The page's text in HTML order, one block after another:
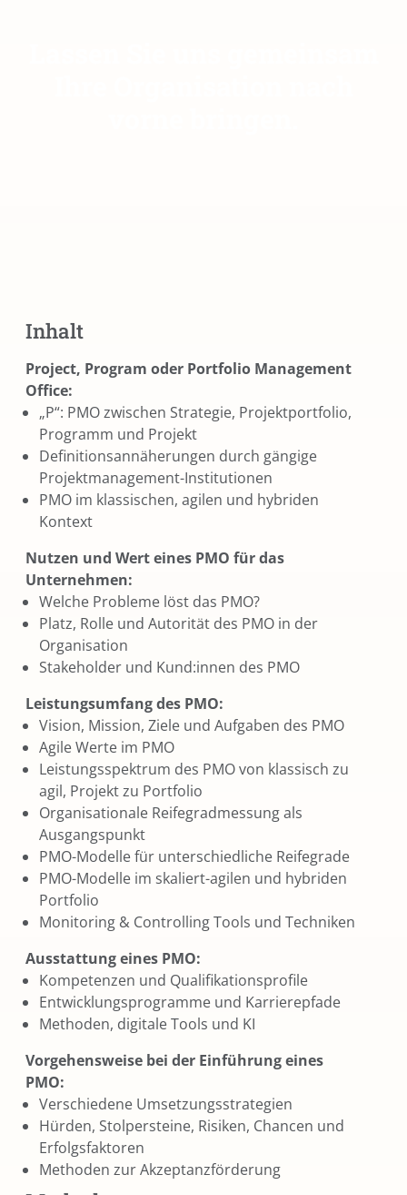
Inhalt
Project, Program oder Portfolio Management
Office:
„P“: PMO zwischen Strategie, Projektportfolio,
Programm und Projekt
Definitionsannäherungen durch gängige
Projektmanagement-Institutionen
PMO im klassischen, agilen und hybriden
Kontext
Nutzen und Wert eines PMO für das
Unternehmen:
Welche Probleme löst das PMO?
Platz, Rolle und Autorität des PMO in der
Organisation
Stakeholder und Kund:innen des PMO
Leistungsumfang des PMO:
Vision, Mission, Ziele und Aufgaben des PMO
Agile Werte im PMO
Leistungsspektrum des PMO von klassisch zu
agil, Projekt zu Portfolio
Organisationale Reifegradmessung als
Ausgangspunkt
PMO-Modelle für unterschiedliche Reifegrade
PMO-Modelle im skaliert-agilen und hybriden
Portfolio
Monitoring & Controlling Tools und Techniken
Ausstattung eines PMO:
Kompetenzen und Qualifikationsprofile
Entwicklungsprogramme und Karrierepfade
Methoden, digitale Tools und KI
Vorgehensweise bei der Einführung eines
PMO:
Verschiedene Umsetzungsstrategien
Hürden, Stolpersteine, Risiken, Chancen und
Erfolgsfaktoren
Methoden zur Akzeptanzförderung